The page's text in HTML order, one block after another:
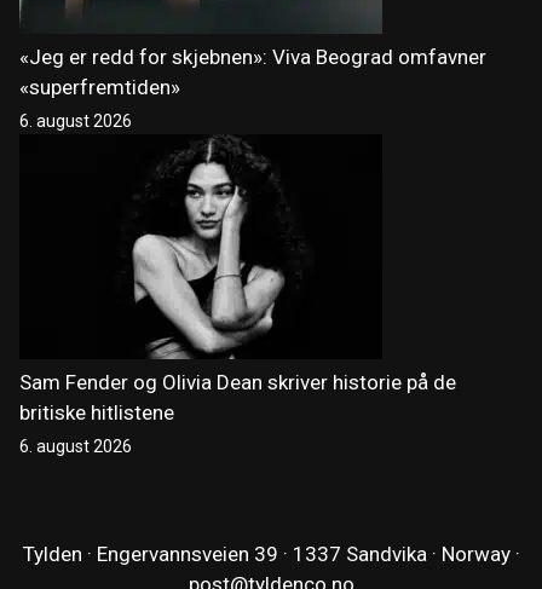
«Jeg er redd for skjebnen»: Viva Beograd omfavner
«superfremtiden»
6. august 2026
Sam Fender og Olivia Dean skriver historie på de
britiske hitlistene
6. august 2026
Tylden · Engervannsveien 39 · 1337 Sandvika · Norway ·
post@tyldenco.no